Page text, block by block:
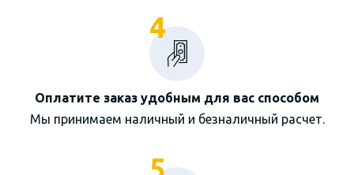
4
Оплатите заказ удобным для вас способом
Мы принимаем наличный и безналичный расчет.
5